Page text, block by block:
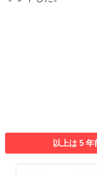
以上は 5